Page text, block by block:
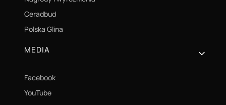
Ceradbud
Polska Glina
MEDIA
Facebook
YouTube